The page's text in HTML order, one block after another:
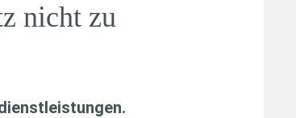
nicht zu
.